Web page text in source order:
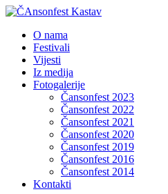
O nama
Festivali
Vijesti
Iz medija
Fotogalerije
Čansonfest 2023
Čansonfest 2022
Čansonfest 2021
Čansonfest 2020
Čansonfest 2019
Čansonfest 2016
Čansonfest 2014
Kontakti